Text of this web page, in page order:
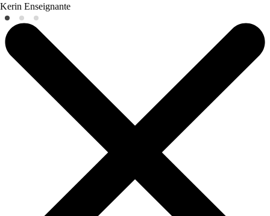
Kerin Enseignante